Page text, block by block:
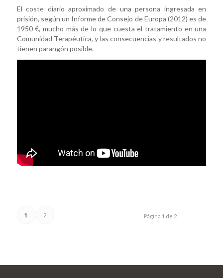
El coste diario aproximado de una persona ingresada en
prisión, según un Informe de Consejo de Europa (2012) es de
1950 €, mucho más de lo que cuesta el tratamiento en una
Comunidad Terapéutica, y las consecuencias y resultados no
tienen parangón posible.
Página 1 de 2
1 2